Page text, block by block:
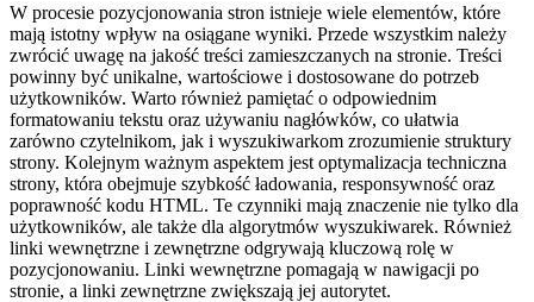
W procesie pozycjonowania stron istnieje wiele elementów, które
mają istotny wpływ na osiągane wyniki. Przede wszystkim należy
zwrócić uwagę na jakość treści zamieszczanych na stronie. Treści
powinny być unikalne, wartościowe i dostosowane do potrzeb
użytkowników. Warto również pamiętać o odpowiednim
formatowaniu tekstu oraz używaniu nagłówków, co ułatwia
zarówno czytelnikom, jak i wyszukiwarkom zrozumienie struktury
strony. Kolejnym ważnym aspektem jest optymalizacja techniczna
strony, która obejmuje szybkość ładowania, responsywność oraz
poprawność kodu HTML. Te czynniki mają znaczenie nie tylko dla
użytkowników, ale także dla algorytmów wyszukiwarek. Również
linki wewnętrzne i zewnętrzne odgrywają kluczową rolę w
pozycjonowaniu. Linki wewnętrzne pomagają w nawigacji po
stronie, a linki zewnętrzne zwiększają jej autorytet.